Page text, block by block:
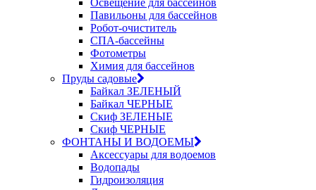
Освещение для бассейнов
Павильоны для бассейнов
Робот-очиститель
СПА-бассейны
Фотометры
Химия для бассейнов
Пруды садовые
Байкал ЗЕЛЕНЫЙ
Байкал ЧЕРНЫЕ
Скиф ЗЕЛЕНЫЕ
Скиф ЧЕРНЫЕ
ФОНТАНЫ И ВОДОЕМЫ
Аксессуары для водоемов
Водопады
Гидроизоляция